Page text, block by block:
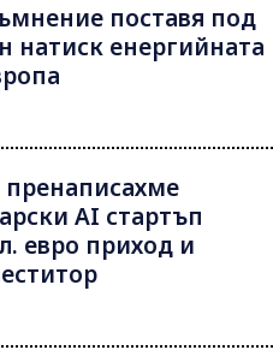
поставя под
натиск енергийната
AI стартъп
евро приход и